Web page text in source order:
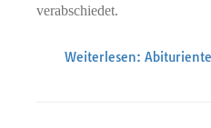
verabschiedet.
Weiterlesen: